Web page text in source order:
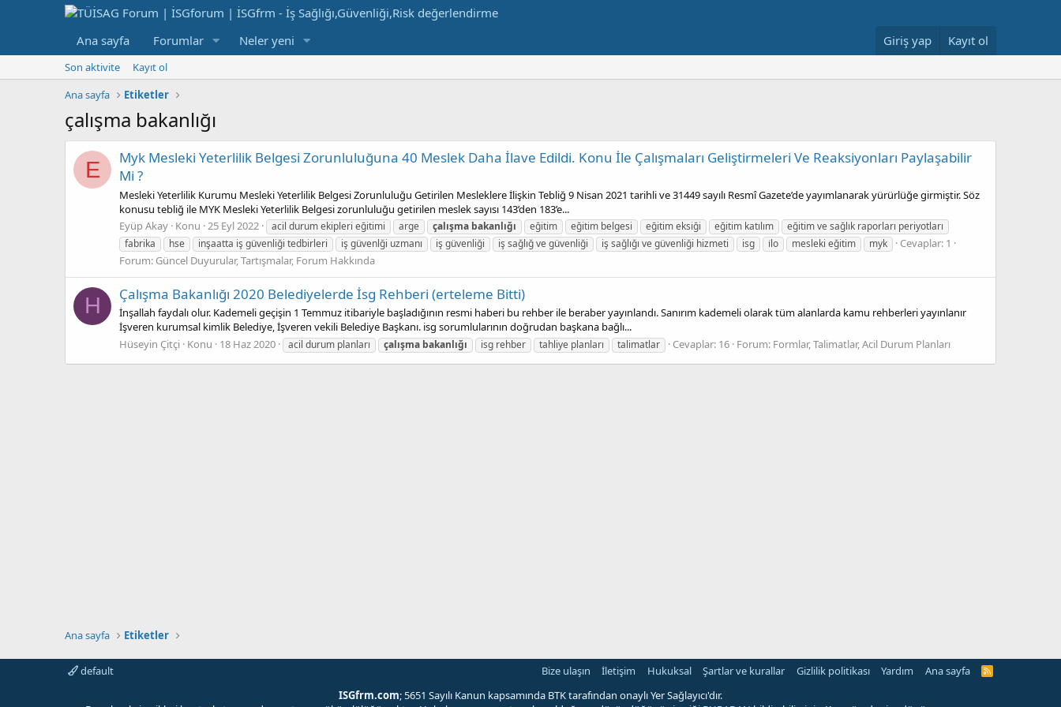
Ana sayfa Forumlar Neler yeni Giriş yap Kayıt ol
Son aktivite
Kayıt ol
Ana sayfa
Etiketler
çalışma bakanlığı
E
Myk Mesleki Yeterlilik Belgesi Zorunluluğuna 40 Meslek Daha İlave Edildi. Konu İle Çalışmaları Geliştirmeleri Ve Reaksiyonları Paylaşabilir
Mi ?
Mesleki Yeterlilik Kurumu Mesleki Yeterlilik Belgesi Zorunluluğu Getirilen Mesleklere İlişkin Tebliğ 9 Nisan 2021 tarihli ve 31449 sayılı Resmî Gazete’de yayımlanarak yürürlüğe girmiştir. Söz
konusu tebliğ ile MYK Mesleki Yeterlilik Belgesi zorunluluğu getirilen meslek sayısı 143’den 183’e...
Eyüp Akay Konu 25 Eyl 2022 acil durum ekipleri eğitimi arge çalışma bakanlığı eğitim eğitim belgesi eğitim eksiği eğitim katılım
eğitim ve sağlık raporları periyotları
fabrika
hse inşaatta iş güvenliği tedbirleri iş güvenlği uzmanı iş güvenliği iş sağlığ ve güvenliği iş sağlığı ve güvenliği hizmeti isg i̇lo mesleki eğitim myk
Cevaplar: 1
Forum: Güncel Duyurular, Tartışmalar, Forum Hakkında
H Çalışma Bakanlığı 2020 Belediyelerde İsg Rehberi (erteleme Bitti)
İnşallah faydalı olur. Kademeli geçişin 1 Temmuz itibariyle başladığının resmi haberi bu rehber ile beraber yayınlandı. Sanırım kademeli olarak tüm alanlarda kamu rehberleri yayınlanır
İşveren kurumsal kimlik Belediye, İşveren vekili Belediye Başkanı. isg sorumlularının doğrudan başkana bağlı...
Hüseyin Çitçi Konu 18 Haz 2020 acil durum planları çalışma bakanlığı isg rehber tahliye planları talimatlar Cevaplar: 16 Forum: Formlar, Talimatlar, Acil Durum Planları
Ana sayfa Etiketler
default Bize ulaşın İletişim Hukuksal Şartlar ve kurallar Gizlilik politikası Yardım Ana sayfa
R
ISGfrm.com; 5651 Sayılı Kanun kapsamında BTK tarafından onaylı Yer Sağlayıcı'dır.